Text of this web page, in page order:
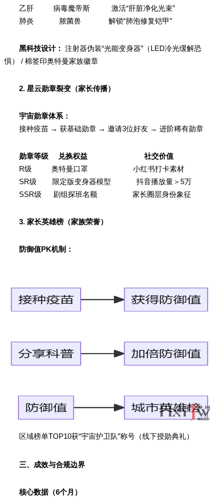
乙肝 病毒魔帝斯 激活“肝脏净化光束”
肺炎 脓菌兽 解锁“肺泡修复铠甲”
黑科技设计： 注射器伪装“光能变身器”（LED冷光缓解恐
惧） / 棉签印奥特曼家族徽章
2. 星云勋章裂变（家长传播）
宇宙勋章体系：
接种疫苗 → 获基础勋章 → 邀请3位好友 → 进阶稀有勋章
勋章等级 兑换权益 社交价值
R级 奥特曼口罩 小红书打卡素材
SR级 限定版变身器模型 抖音播放量＞5万
SSR级 剧组探班名额 家长圈层身份象征
3. 家长英雄榜（家族荣誉）
防御值PK机制：
区域榜单TOP10获“宇宙护卫队”称号（线下授勋典礼）
三、成效与合规边界
核心数据（6个月）